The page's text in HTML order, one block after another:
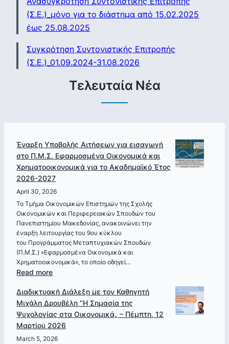
(Σ.Ε.)_μόνο για το διάστημα από 15.02.2025
έως 25.08.2025
Συγκρότηση Συντονιστικής Επιτροπής
(Σ.Ε.)_01.09.2024-31.08.2026
Τελευταία Νέα
Έναρξη Υποβολής Αιτήσεων για εισαγωγή
στο Π.Μ.Σ. Εφαρμοσμένα Οικονομικά και
Χρηματοοικονομικά για το Ακαδημαϊκό Έτος
2026-2027
April 30, 2026
Το Τμήμα Οικονομικών Επιστημών της Σχολής
Οικονομικών και Περιφερειακών Σπουδών του
Πανεπιστημίου Μακεδονίας, ανακοινώνει την
έναρξη λειτουργίας του 9ου κύκλου
του Προγράμματος Μεταπτυχιακών Σπουδών
(Π.Μ.Σ.) «Εφαρμοσμένα Οικονομικά και
Χρηματοοικονομικά», το οποίο οδηγεί…
Read more:
Υποβολής
Αιτήσεων
για
εισαγωγή
στο
Διαδικτυακή Διάλεξη με τον Καθηγητή
Μιχάλη Δρουβέλη “Η Σημασία της
Ψυχολογίας στα Οικονομικά„ – Πέμπτη, 12
Μαρτίου 2026
March 5, 2026